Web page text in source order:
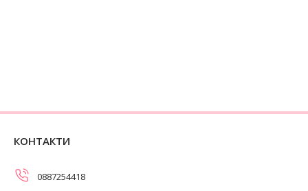
КОНТАКТИ
0887254418